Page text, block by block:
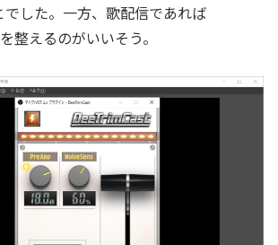
した。一方、歌配信であれば
整えるのがいいそう。